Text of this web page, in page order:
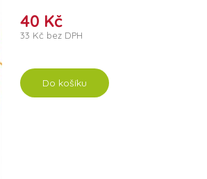
40 Kč
33 Kč bez DPH
Do košíku